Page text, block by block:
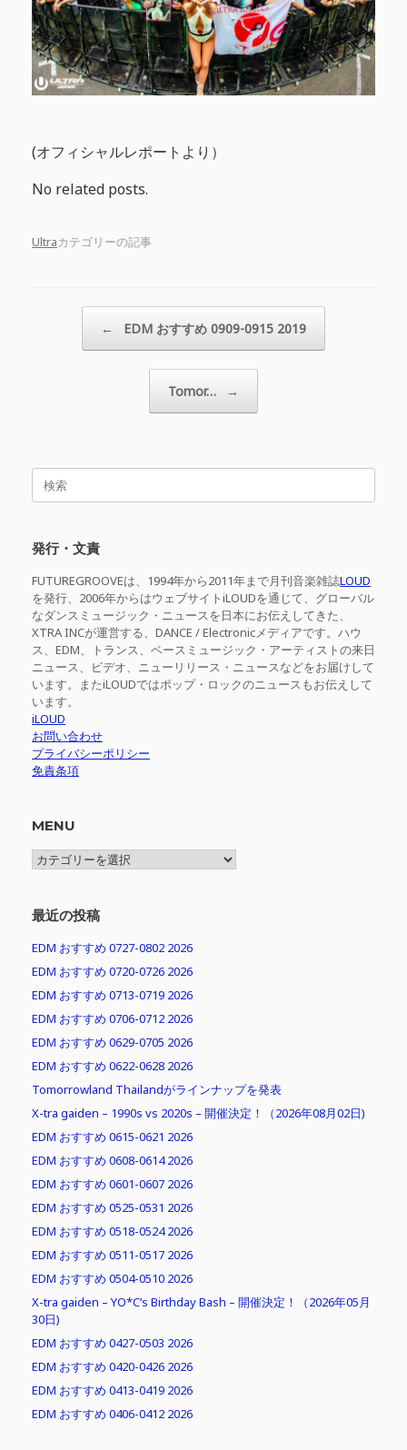
(オフィシャルレポートより）
No related posts.
Ultraカテゴリーの記事
← EDM おすすめ 0909-0915 2019
Tomor… →
検
発行・文責
FUTUREGROOVEは、1994年から2011年まで月刊音楽雑誌LOUD
を発行、2006年からはウェブサイトiLOUDを通じて、グローバル
なダンスミュージック・ニュースを日本にお伝えしてきた、
XTRA INCが運営する、DANCE / Electronicメディアです。ハウ
ス、EDM、トランス、ベースミュージック・アーティストの来日
ニュース、ビデオ、ニューリリース・ニュースなどをお届けして
います。またiLOUDではポップ・ロックのニュースもお伝えして
います。
iLOUD
お問い合わせ
プライバシーポリシー
免責条項
MENU
MENU
最近の投稿
EDM おすすめ 0727-0802 2026
EDM おすすめ 0720-0726 2026
EDM おすすめ 0713-0719 2026
EDM おすすめ 0706-0712 2026
EDM おすすめ 0629-0705 2026
EDM おすすめ 0622-0628 2026
Tomorrowland Thailandがラインナップを発表
X-tra gaiden – 1990s vs 2020s – 開催決定！（2026年08月02日)
EDM おすすめ 0615-0621 2026
EDM おすすめ 0608-0614 2026
EDM おすすめ 0601-0607 2026
EDM おすすめ 0525-0531 2026
EDM おすすめ 0518-0524 2026
EDM おすすめ 0511-0517 2026
EDM おすすめ 0504-0510 2026
X-tra gaiden – YO*C’s Birthday Bash – 開催決定！（2026年05月
30日)
EDM おすすめ 0427-0503 2026
EDM おすすめ 0420-0426 2026
EDM おすすめ 0413-0419 2026
EDM おすすめ 0406-0412 2026